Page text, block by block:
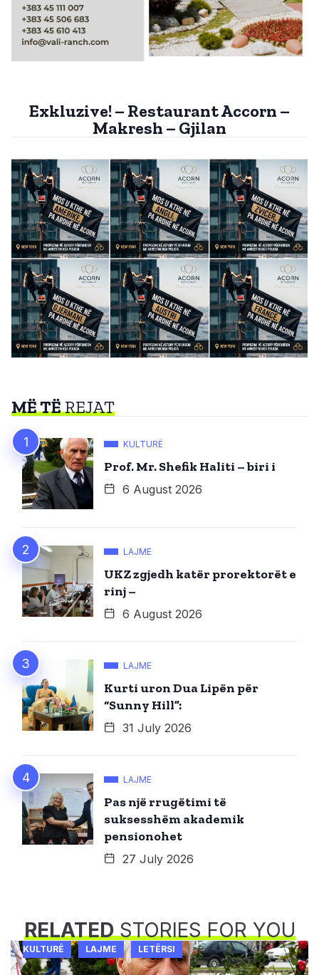
Exkluzive! – Restaurant Accorn –
Makresh – Gjilan
MË TËREJAT
KULTURË
Prof. Mr. Shefik Haliti – biri i
6 August 2026
LAJME
UKZ zgjedh katër prorektorët e
rinj –
6 August 2026
LAJME
Kurti uron Dua Lipën për
“Sunny Hill”:
31 July 2026
LAJME
Pas një rrugëtimi të
suksesshëm akademik
pensionohet
27 July 2026
RELATEDSTORIES FOR YOU
KULTURË LAJME LETËRSI